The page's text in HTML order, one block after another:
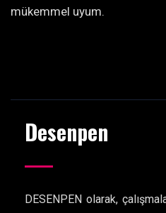
mükemmel uyum.
Desenpen
DESENPEN olarak,